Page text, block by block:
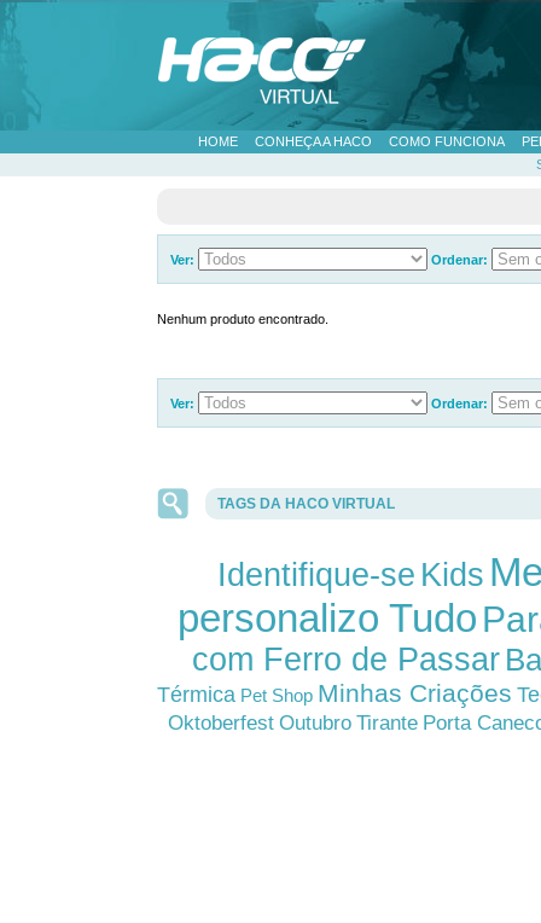
HOME CONHEÇA A HACO COMO FUNCIONA
Ver: Ordenar:
Nenhum produto encontrado.
Ver: Ordenar:
TAGS DA HACO VIRTUAL
Identifique-se Kids
personalizo Tudo
com Ferro de Passar
Térmica Pet Shop Minhas Criações
Oktoberfest Outubro Tirante Porta